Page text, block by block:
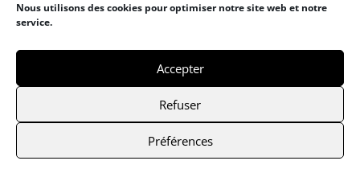
Nous utilisons des cookies pour optimiser notre site web et notre
service.
Accepter
Refuser
Préférences
© 2021 Frederic Haumonté- Mentions légales
Politique de cookies